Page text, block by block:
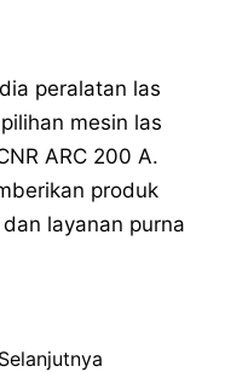
peralatan las
mesin las
ARC 200 A.
produk
layanan purna
Selanjutnya